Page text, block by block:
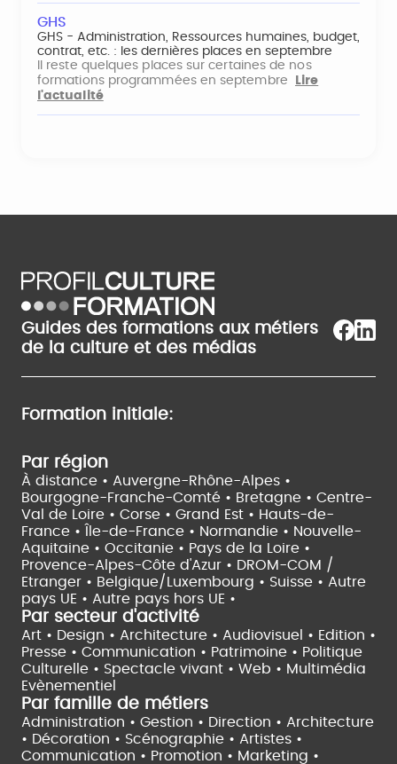
GHS
GHS - Administration, Ressources humaines, budget,
contrat, etc. : les dernières places en septembre
Il reste quelques places sur certaines de nos
formations programmées en septembre
Lire
l'actualité
Guides des formations aux métiers
de la culture et des médias
Formation initiale:
Par région
À distance • Auvergne-Rhône-Alpes •
Bourgogne-Franche-Comté • Bretagne • Centre-
Val de Loire • Corse • Grand Est • Hauts-de-
France •
Île-de-France • Normandie • Nouvelle-
Aquitaine • Occitanie • Pays de la Loire •
Provence-Alpes-Côte d'Azur • DROM-COM /
Etranger • Belgique/Luxembourg • Suisse • Autre
pays UE • Autre pays hors UE •
Par secteur d'activité
Art • Design • Architecture • Audiovisuel • Edition •
Presse • Communication • Patrimoine • Politique
Culturelle • Spectacle vivant • Web • Multimédia
Evènementiel
Par famille de métiers
Administration • Gestion • Direction • Architecture
• Décoration • Scénographie • Artistes •
Communication • Promotion • Marketing •